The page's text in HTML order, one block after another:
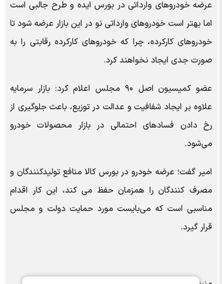
عرضه خودروهای وارداتی در بورس ایده و طرح جالبی است
اما بهتر است خودروهای وارداتی نو در این بازار عرضه شود تا
خودروهای کارکرده، چرا که خودروهای کارکرده رقابتی را به
صورت جدی ایجاد نخواهند کرد.
عضو کمیسیون اصل ۹۰ مجلس اعلام کرد: بازار سرمایه
علاوه بر ایجاد شفافیت و عدالت در توزیع، باعث جلوگیری از
رخ دادن فسادهای احتمالی در بازار محصولات خودرو
می‌شود.
امیر گفت؛ عرضه‌ خودرو در بورس کالا منافع تولیدکنندگان و
مصرف کنندگان را همزمان حفظ می کند، این کار اقدام
مناسبی است که می‌بایست مورد حمایت دولت و مجلس
قرار گیرد.